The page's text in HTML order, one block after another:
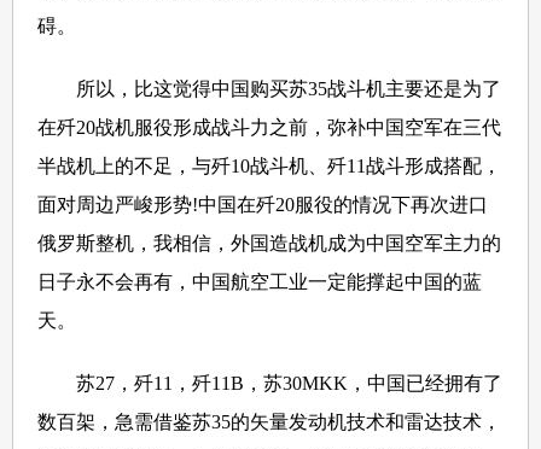
碍。
所以，比这觉得中国购买苏35战斗机主要还是为了
在歼20战机服役形成战斗力之前，弥补中国空军在三代
半战机上的不足，与歼10战斗机、歼11战斗形成搭配，
面对周边严峻形势!中国在歼20服役的情况下再次进口
俄罗斯整机，我相信，外国造战机成为中国空军主力的
日子永不会再有，中国航空工业一定能撑起中国的蓝
天。
苏27，歼11，歼11B，苏30MKK，中国已经拥有了
数百架，急需借鉴苏35的矢量发动机技术和雷达技术，